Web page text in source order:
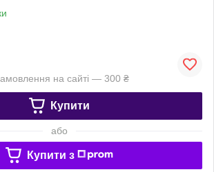
на сайті — 300 ₴
Купити
або
Купити з